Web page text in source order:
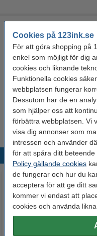
Cookies på 123ink.se
För att göra shopping på
enkel som möjligt för dig
cookies och liknande
Funktionella cookies
webbplatsen fungerar
Dessutom har de en
som hjälper oss att
förbättra webbplatsen. Vi
visa dig annonser som
intressen och använder
för att spåra ditt
Policy gällande cookies
de fungerar och hur du
acceptera för att ge ditt
kommer vi endast att
cookies och använda
Se
i lager
Beställ
275 kr